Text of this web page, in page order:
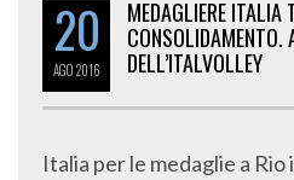
20
AGO2016
MEDAGLIERE ITALIA
CONSOLIDAMENTO.
DELL’ITALVOLLEY
Italia per le medaglie a Rio